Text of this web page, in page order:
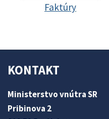
Faktúry
KONTAKT
Ministerstvo vnútra SR
Pribinova 2